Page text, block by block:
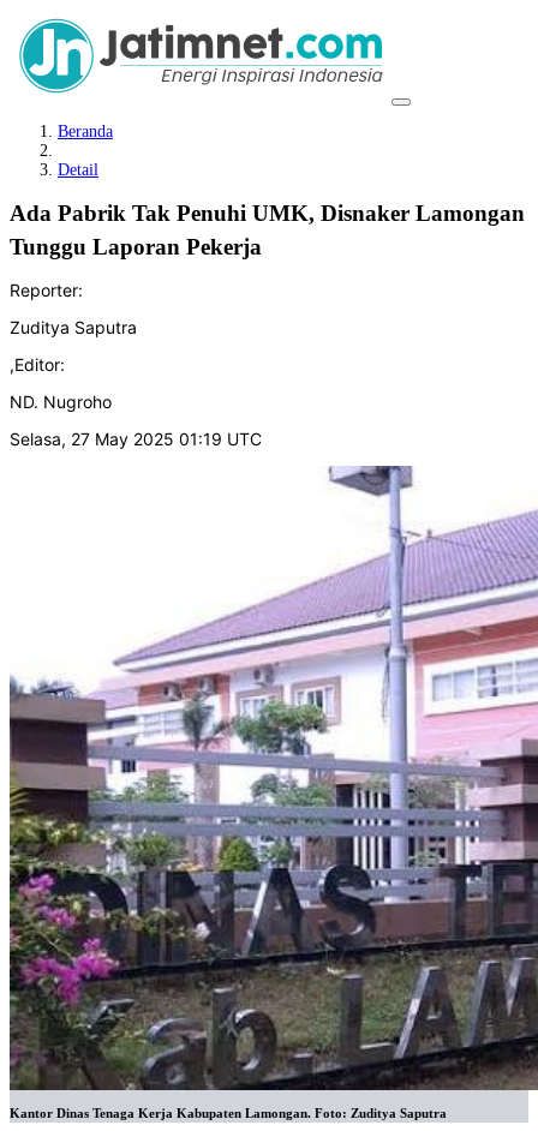
Beranda
Detail
Ada Pabrik Tak Penuhi UMK, Disnaker Lamongan
Tunggu Laporan Pekerja
Reporter:
Zuditya Saputra
,Editor:
ND. Nugroho
Selasa, 27 May 2025 01:19 UTC
Kantor Dinas Tenaga Kerja Kabupaten Lamongan. Foto: Zuditya Saputra